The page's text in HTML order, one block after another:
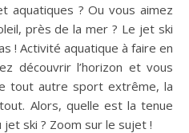
près de la mer ? Le jet ski
! Activité aquatique à faire en
découvrir l’horizon et vous
tout autre sport extrême, la
Alors, quelle est la tenue
ski ? Zoom sur le sujet !